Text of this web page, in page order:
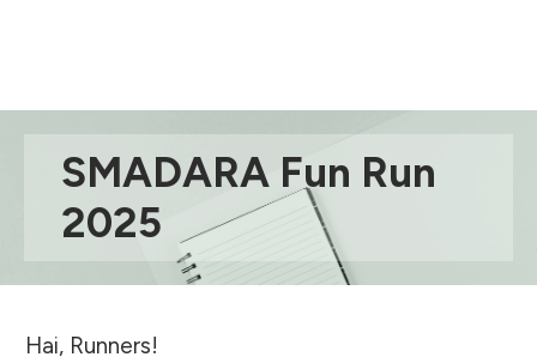
SMADARA Fun Run
2025
Hai, Runners!